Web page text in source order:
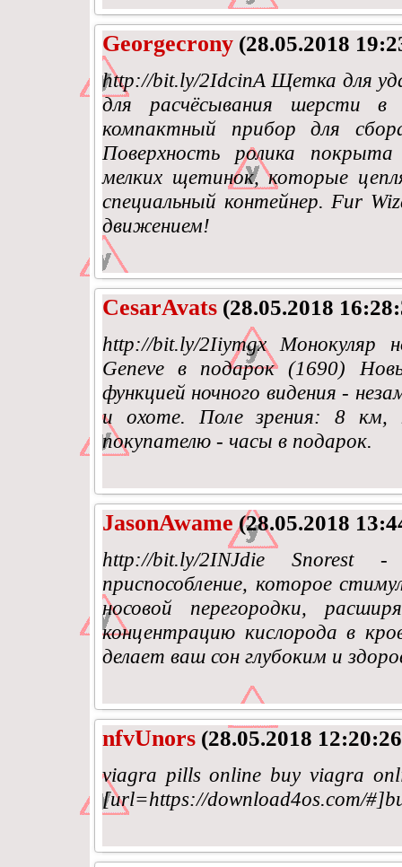
Georgecrony (28.05.2018
http://bit.ly/2IdcinA Щетка для
для расчёсывания
компактный прибор для
Поверхность ролика
мелких щетинок, которые
специальный контейнер. Fur
движением!
CesarAvats (28.05.2018
http://bit.ly/2Iiymgx Монокуляр
Geneve в подарок (1690)
функцией ночного видения -
и охоте. Поле зрения: 8 км,
покупателю - часы в подарок.
JasonAwame (28.05.2018
http://bit.ly/2INJdie Snorest
приспособление, которое
носовой перегородки,
концентрацию кислорода в
делает ваш сон глубоким и
nfvUnors (28.05.2018
viagra pills online buy viagra
[url=https://download4os.com/